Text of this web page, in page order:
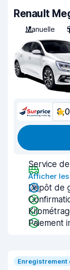
Renault
Manuelle
8,0
Service
Afficher
Dépôt de
Paiement
Enregistrement